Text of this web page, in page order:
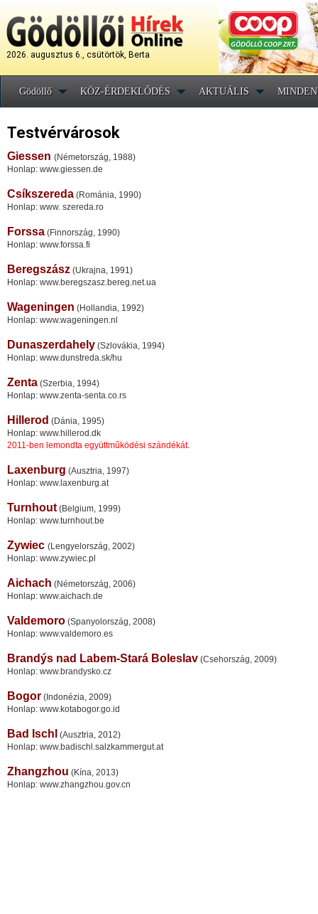
2026. augusztus 6., csütörtök, Berta
Gödöllő KÖZ-ÉRDEKLŐDÉS AKTUÁLIS
Testvérvárosok
Giessen (Németország, 1988)
Honlap: www.giessen.de
Csíkszereda (Románia, 1990)
Honlap: www. szereda.ro
Forssa (Finnország, 1990)
Honlap: www.forssa.fi
Beregszász (Ukrajna, 1991)
Honlap: www.beregszasz.bereg.net.ua
Wageningen (Hollandia, 1992)
Honlap: www.wageningen.nl
Dunaszerdahely (Szlovákia, 1994)
Honlap: www.dunstreda.sk/hu
Zenta (Szerbia, 1994)
Honlap: www.zenta-senta.co.rs
Hillerod (Dánia, 1995)
Honlap: www.hillerod.dk
2011-ben lemondta együttműködési szándékát.
Laxenburg (Ausztria, 1997)
Honlap: www.laxenburg.at
Turnhout(Belgium, 1999)
Honlap: www.turnhout.be
Zywiec (Lengyelország, 2002)
Honlap: www.zywiec.pl
Aichach (Németország, 2006)
Honlap: www.aichach.de
Valdemoro (Spanyolország, 2008)
Honlap: www.valdemoro.es
Brandýs nad Labem-Stará Boleslav (Csehország, 2009)
Honlap: www.brandysko.cz
Bogor (Indonézia, 2009)
Honlap: www.kotabogor.go.id
Bad Ischl (Ausztria, 2012)
Honlap: www.badischl.salzkammergut.at
Zhangzhou (Kína, 2013)
Honlap: www.zhangzhou.gov.cn